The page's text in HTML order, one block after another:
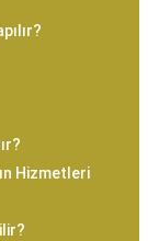
Hizmetleri